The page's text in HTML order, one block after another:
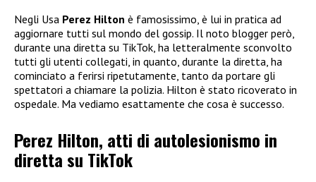
Negli Usa Perez Hilton è famosissimo, è lui in pratica ad
aggiornare tutti sul mondo del gossip. Il noto blogger però,
durante una diretta su TikTok, ha letteralmente sconvolto
tutti gli utenti collegati, in quanto, durante la diretta, ha
cominciato a ferirsi ripetutamente, tanto da portare gli
spettatori a chiamare la polizia. Hilton è stato ricoverato in
ospedale. Ma vediamo esattamente che cosa è successo.
Perez Hilton, atti di autolesionismo in
diretta su TikTok